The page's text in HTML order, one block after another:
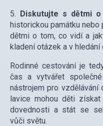
5. Diskutujte s dětmi
historickou památku
dětmi o tom, co vidí a
kladení otázek a v hledání
Rodinné cestování je
čas a vytvářet
nástrojem pro
lavice mohou děti
dovednosti a stát se
vůči světu.